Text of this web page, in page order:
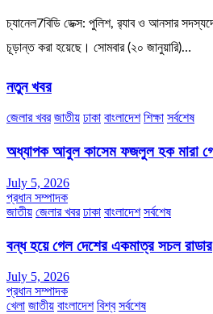
চ্যানেল7বিডি ডেক্স: পুলিশ, র‍্যাব ও আনসার
চূড়ান্ত করা হয়েছে। সোমবার (২০ জানুয়ারি)…
নতুন খবর
জেলার খবর জাতীয় ঢাকা বাংলাদেশ শিক্ষা সর্বশেষ
অধ্যাপক আবুল কাসেম ফজলুল হক মারা
July 5, 2026
প্রধান সম্পাদক
জাতীয় জেলার খবর ঢাকা বাংলাদেশ সর্বশেষ
বন্ধ হয়ে গেল দেশের একমাত্র সচল রাডার
July 5, 2026
প্রধান সম্পাদক
খেলা জাতীয় বাংলাদেশ বিশ্ব সর্বশেষ